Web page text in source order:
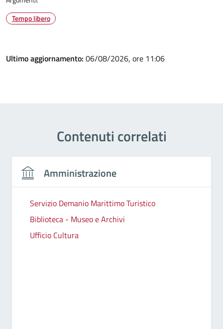
Tempo libero
Ultimo aggiornamento: 06/08/2026, ore 11:06
Contenuti correlati
Amministrazione
Servizio Demanio Marittimo Turistico
Biblioteca - Museo e Archivi
Ufficio Cultura